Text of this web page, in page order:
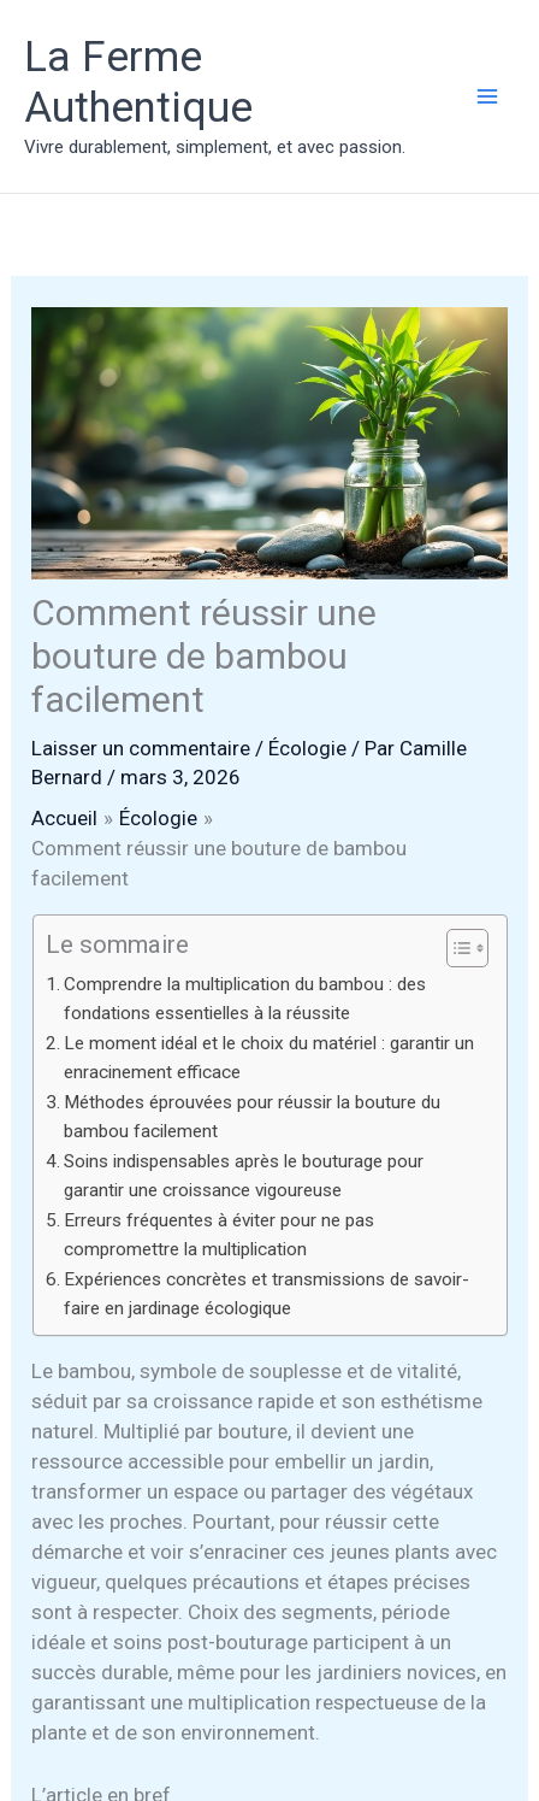
contenu
La Ferme
Authentique
Vivre durablement, simplement, et avec passion.
Comment réussir une
bouture de bambou
facilement
Laisser un commentaire / Écologie / Par Camille
Bernard / mars 3, 2026
Accueil
Écologie
Comment réussir une bouture de bambou
facilement
Le sommaire
Comprendre la multiplication du bambou : des
fondations essentielles à la réussite
Le moment idéal et le choix du matériel : garantir un
enracinement efficace
Méthodes éprouvées pour réussir la bouture du
bambou facilement
Soins indispensables après le bouturage pour
garantir une croissance vigoureuse
Erreurs fréquentes à éviter pour ne pas
compromettre la multiplication
Expériences concrètes et transmissions de savoir-
faire en jardinage écologique
Le bambou, symbole de souplesse et de vitalité,
séduit par sa croissance rapide et son esthétisme
naturel. Multiplié par bouture, il devient une
ressource accessible pour embellir un jardin,
transformer un espace ou partager des végétaux
avec les proches. Pourtant, pour réussir cette
démarche et voir s’enraciner ces jeunes plants avec
vigueur, quelques précautions et étapes précises
sont à respecter. Choix des segments, période
idéale et soins post-bouturage participent à un
succès durable, même pour les jardiniers novices, en
garantissant une multiplication respectueuse de la
plante et de son environnement.
L’article en bref